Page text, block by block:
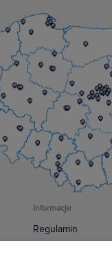
Informacje
Regulamin